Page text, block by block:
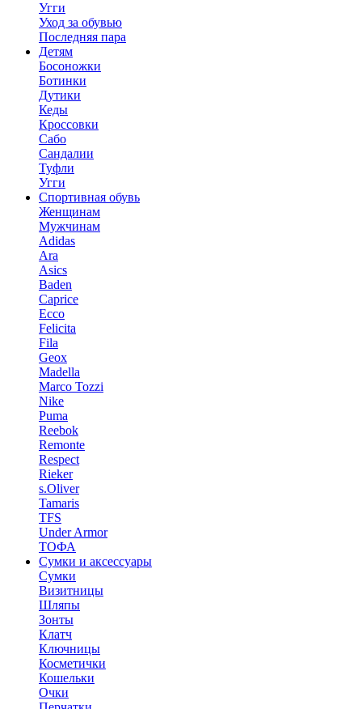
Угги
Уход за обувью
Последняя пара
Детям
Босоножки
Ботинки
Дутики
Кеды
Кроссовки
Сабо
Сандалии
Туфли
Угги
Спортивная обувь
Женщинам
Мужчинам
Adidas
Ara
Asics
Baden
Caprice
Ecco
Felicita
Fila
Geox
Madella
Marco Tozzi
Nike
Puma
Reebok
Remonte
Respect
Rieker
s.Oliver
Tamaris
TFS
Under Armor
ТОФА
Сумки и аксессуары
Сумки
Визитницы
Шляпы
Зонты
Клатч
Ключницы
Косметички
Кошельки
Очки